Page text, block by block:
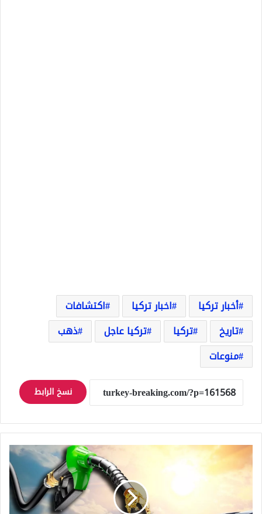
أخبار تركيا اخبار تركيا
اكتشافات
تاريخ
تركيا تركيا عاجل
ذهب
منوعات
نسخ الرابط
11
ليرة
لكل
كيلومتر..